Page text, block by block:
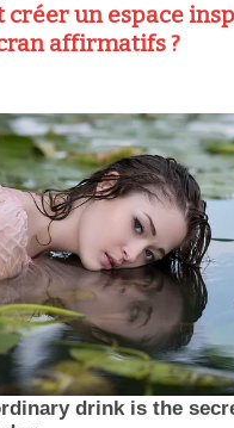
créer un espace
affirmatifs ?